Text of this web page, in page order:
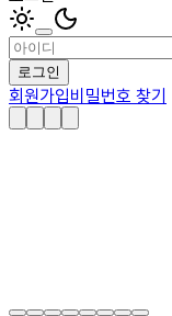
로그인
회원가입비밀번호 찾기